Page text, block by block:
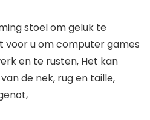
stoel om geluk te
voor u om computer games
en te rusten, Het kan
de nek, rug en taille,